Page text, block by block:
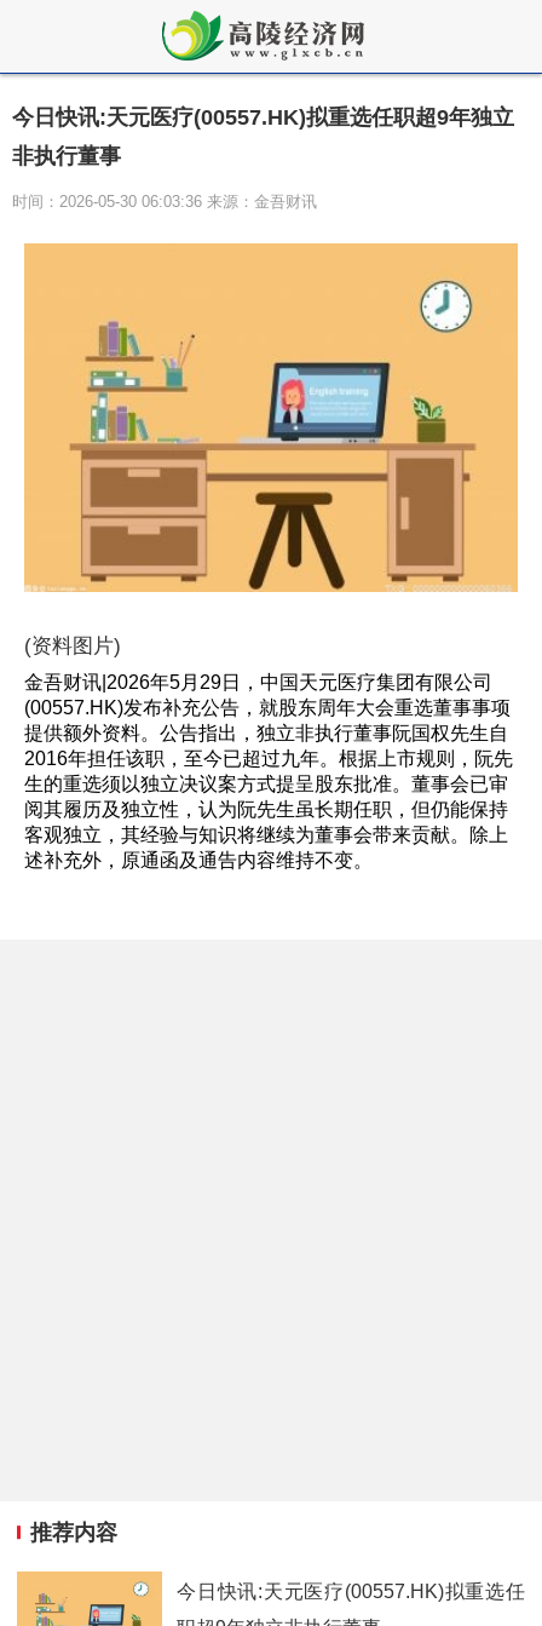
今日快讯:天元医疗(00557.HK)拟重选任职超9年独立
非执行董事
时间：2026-05-30 06:03:36 来源：金吾财讯
(资料图片)
金吾财讯|2026年5月29日，中国天元医疗集团有限公司
(00557.HK)发布补充公告，就股东周年大会重选董事事项
提供额外资料。公告指出，独立非执行董事阮国权先生自
2016年担任该职，至今已超过九年。根据上市规则，阮先
生的重选须以独立决议案方式提呈股东批准。董事会已审
阅其履历及独立性，认为阮先生虽长期任职，但仍能保持
客观独立，其经验与知识将继续为董事会带来贡献。除上
述补充外，原通函及通告内容维持不变。
推荐内容
今日快讯:天元医疗(00557.HK)拟重选任